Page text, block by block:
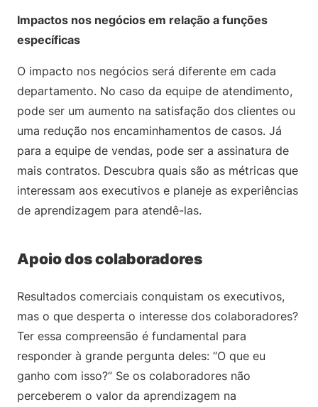
Impactos nos negócios em relação a funções
específicas
O impacto nos negócios será diferente em cada
departamento. No caso da equipe de atendimento,
pode ser um aumento na satisfação dos clientes ou
uma redução nos encaminhamentos de casos. Já
para a equipe de vendas, pode ser a assinatura de
mais contratos. Descubra quais são as métricas que
interessam aos executivos e planeje as experiências
de aprendizagem para atendê-las.
Apoio dos colaboradores
Resultados comerciais conquistam os executivos,
mas o que desperta o interesse dos colaboradores?
Ter essa compreensão é fundamental para
responder à grande pergunta deles: “O que eu
ganho com isso?” Se os colaboradores não
perceberem o valor da aprendizagem na